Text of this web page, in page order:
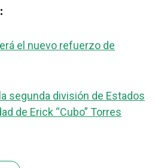
el nuevo refuerzo de
segunda división de Estados
de Erick “Cubo” Torres